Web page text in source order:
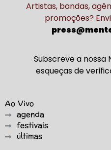
Artistas, bandas,
promoções?
Subscreve a nossa
esqueças de
Ao Vivo
agenda
festivais
últimas